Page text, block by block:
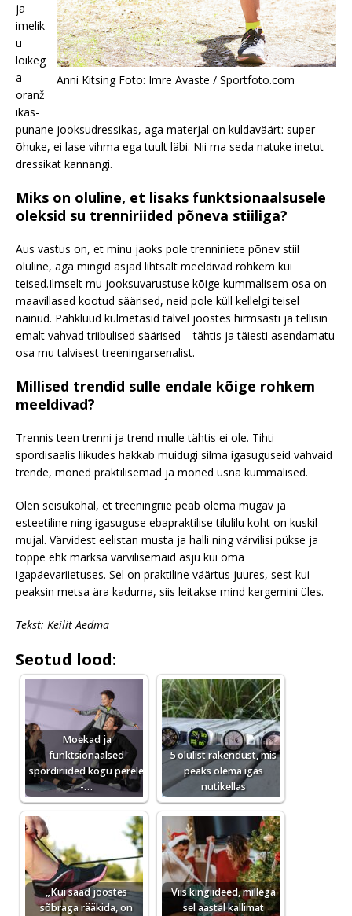
Anni Kitsing Foto: Imre Avaste / Sportfoto.com
ja
imelik
u
lõikeg
a
oranž
ikas-
punane jooksudressikas, aga materjal on kuldaväärt: super
õhuke, ei lase vihma ega tuult läbi. Nii ma seda natuke inetut
dressikat kannangi.
Miks on oluline, et lisaks funktsionaalsusele
oleksid su trenniriided põneva stiiliga?
Aus vastus on, et minu jaoks pole trenniriiete põnev stiil
oluline, aga mingid asjad lihtsalt meeldivad rohkem kui
teised.Ilmselt mu jooksuvarustuse kõige kummalisem osa on
maavillased kootud säärised, neid pole küll kellelgi teisel
näinud. Pahkluud külmetasid talvel joostes hirmsasti ja tellisin
emalt vahvad triibulised säärised – tähtis ja täiesti asendamatu
osa mu talvisest treeningarsenalist.
Millised trendid sulle endale kõige rohkem
meeldivad?
Trennis teen trenni ja trend mulle tähtis ei ole. Tihti
spordisaalis liikudes hakkab muidugi silma igasuguseid vahvaid
trende, mõned praktilisemad ja mõned üsna kummalised.
Olen seisukohal, et treeningriie peab olema mugav ja
esteetiline ning igasuguse ebapraktilise tilulilu koht on kuskil
mujal. Värvidest eelistan musta ja halli ning värvilisi pükse ja
toppe ehk märksa värvilisemaid asju kui oma
igapäevariietuses. Sel on praktiline väärtus juures, sest kui
peaksin metsa ära kaduma, siis leitakse mind kergemini üles.
Tekst: Keilit Aedma
Seotud lood:
Moekad ja
funktsionaalsed
spordiriided kogu perele
-…
5 olulist rakendust, mis
peaks olema igas
nutikellas
„Kui saad joostes
sõbraga rääkida, on
Viis kingiideed, millega
sel aastal kallimat